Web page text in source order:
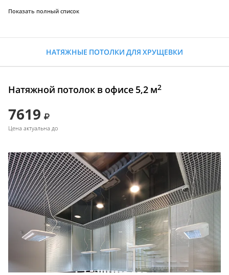
Показать полный список
НАТЯЖНЫЕ ПОТОЛКИ ДЛЯ ХРУЩЕВКИ
Натяжной потолок в офисе 5,2 м2
7619
Цена актуальна до